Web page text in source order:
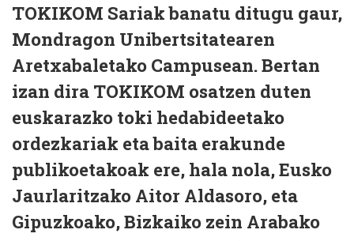
TOKIKOM Sariak banatu ditugu gaur,
Mondragon Unibertsitatearen
Aretxabaletako Campusean. Bertan
izan dira TOKIKOM osatzen duten
euskarazko toki hedabideetako
ordezkariak eta baita erakunde
publikoetakoak ere, hala nola, Eusko
Jaurlaritzako Aitor Aldasoro, eta
Gipuzkoako, Bizkaiko zein Arabako